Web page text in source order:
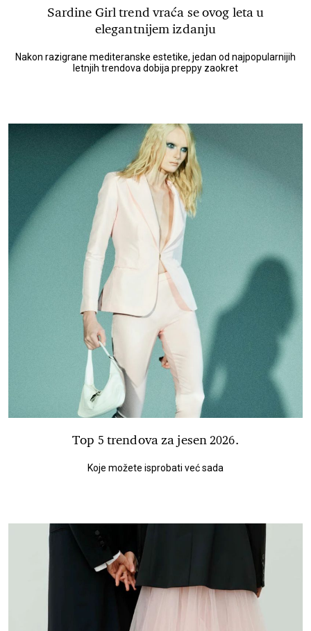
Sardine Girl trend vraća se ovog leta u
elegantnijem izdanju
Nakon razigrane mediteranske estetike, jedan od najpopularnijih
letnjih trendova dobija preppy zaokret
Top 5 trendova za jesen 2026.
Koje možete isprobati već sada